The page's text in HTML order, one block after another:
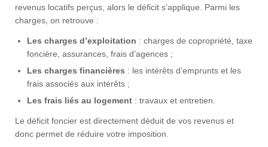
revenus locatifs perçus, alors le déficit s’applique. Parmi les
charges, on retrouve :
Les charges d’exploitation : charges de copropriété, taxe
foncière, assurances, frais d’agences ;
Les charges financières : les intérêts d’emprunts et les
frais associés aux intérêts ;
Les frais liés au logement : travaux et entretien.
Le déficit foncier est directement déduit de vos revenus et
donc permet de réduire votre imposition.